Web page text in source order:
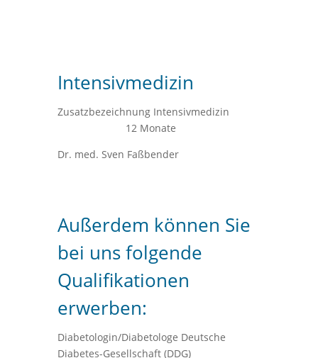
Intensivmedizin
Zusatzbezeichnung Intensivmedizin
12 Monate
Dr. med. Sven Faßbender
Außerdem können Sie
bei uns folgende
Qualifikationen
erwerben:
Diabetologin/Diabetologe Deutsche
Diabetes-Gesellschaft (DDG)